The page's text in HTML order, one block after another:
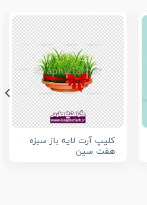
کلیپ آرت لایه باز سبزه
هفت سین